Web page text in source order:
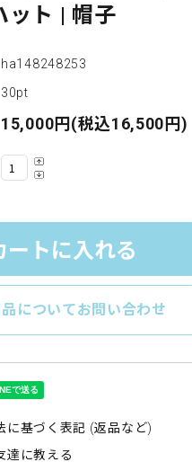
ット | 帽子
ha148248253
30pt
15,000円(税込16,500円)
ートに入れる
についてお問い合わせ
に基づく表記 (返品など)
達に教える